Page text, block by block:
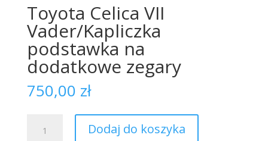
Toyota Celica VII
Vader/Kapliczka
podstawka na
dodatkowe zegary
750,00 zł
Toyota
Dodaj do koszyka